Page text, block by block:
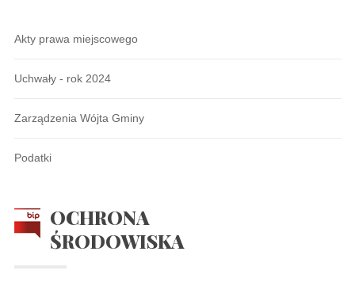
Akty prawa miejscowego
Uchwały - rok 2024
Zarządzenia Wójta Gminy
Podatki
OCHRONA
ŚRODOWISKA